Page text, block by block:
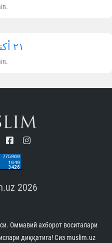
٢١ أكتوبر - يوم اللغة الأوزبكية
2026
Оммавий ахборот воситалари
диққатига! Сиз muslim.uz